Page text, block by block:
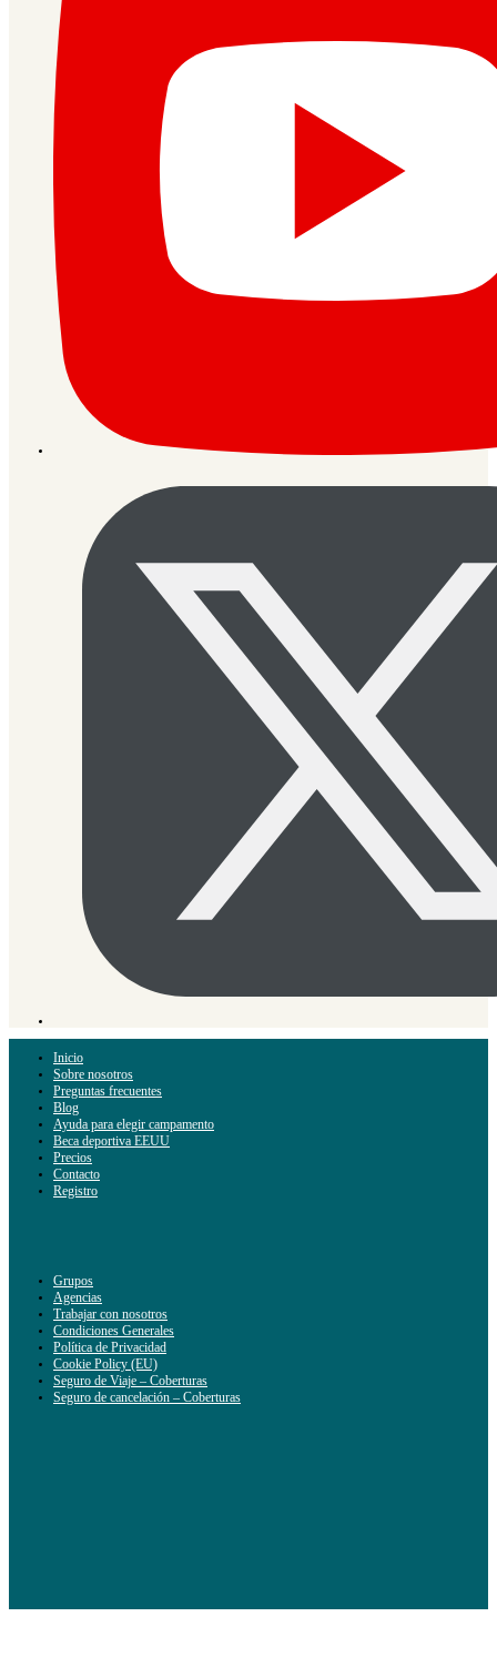
Inicio
Sobre nosotros
Preguntas frecuentes
Blog
Ayuda para elegir campamento
Beca deportiva EEUU
Precios
Contacto
Registro
Grupos
Agencias
Trabajar con nosotros
Condiciones Generales
Política de Privacidad
Cookie Policy (EU)
Seguro de Viaje – Coberturas
Seguro de cancelación – Coberturas